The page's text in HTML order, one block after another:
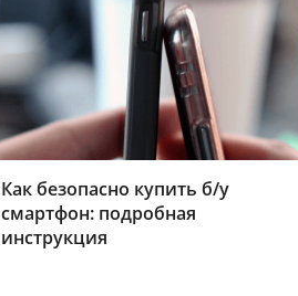
Как безопасно купить б/у
смартфон: подробная
инструкция